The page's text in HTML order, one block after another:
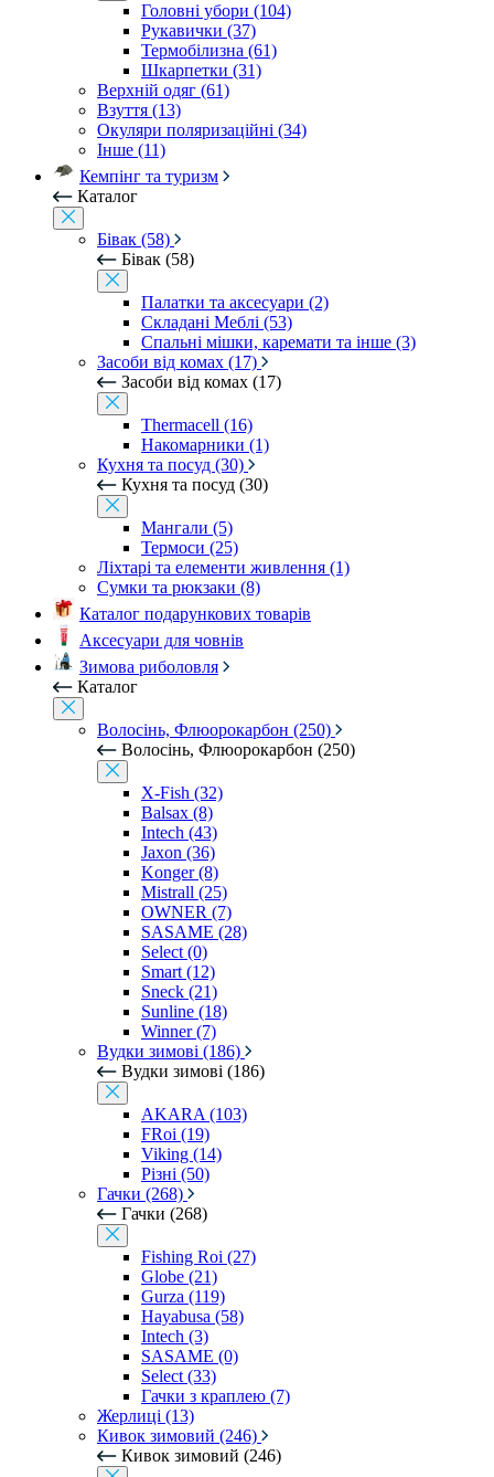
Головні убори (104)
Рукавички (37)
Термобілизна (61)
Шкарпетки (31)
Верхній одяг (61)
Взуття (13)
Окуляри поляризаційні (34)
Інше (11)
Кемпінг та туризм
Каталог
Бівак (58)
Бівак (58)
Палатки та аксесуари (2)
Складані Меблі (53)
Спальні мішки, каремати та інше (3)
Засоби від комах (17)
Засоби від комах (17)
Thermacell (16)
Накомарники (1)
Кухня та посуд (30)
Кухня та посуд (30)
Мангали (5)
Термоси (25)
Ліхтарі та елементи живлення (1)
Сумки та рюкзаки (8)
Каталог подарункових товарів
Аксесуари для човнів
Зимова риболовля
Каталог
Волосінь, Флюорокарбон (250)
Волосінь, Флюорокарбон (250)
X-Fish (32)
Balsax (8)
Intech (43)
Jaxon (36)
Konger (8)
Mistrall (25)
OWNER (7)
SASAME (28)
Select (0)
Smart (12)
Sneck (21)
Sunline (18)
Winner (7)
Вудки зимові (186)
Вудки зимові (186)
AKARA (103)
FRoi (19)
Viking (14)
Різні (50)
Гачки (268)
Гачки (268)
Fishing Roi (27)
Globe (21)
Gurza (119)
Hayabusa (58)
Intech (3)
SASAME (0)
Select (33)
Гачки з краплею (7)
Жерлиці (13)
Кивок зимовий (246)
Кивок зимовий (246)